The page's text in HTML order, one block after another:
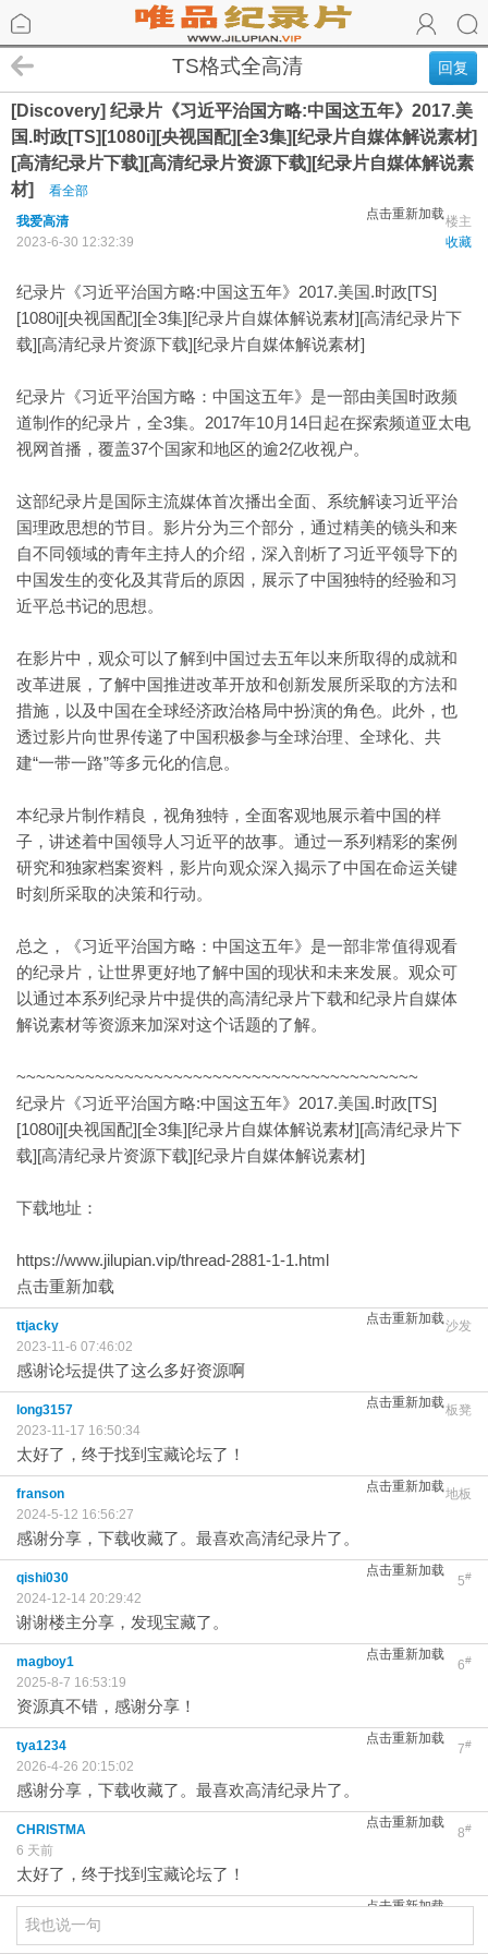
回复
TS格式全高清
[Discovery] 纪录片《习近平治国方略:中国这五年》2017.美
国.时政[TS][1080i][央视国配][全3集][纪录片自媒体解说素材]
[高清纪录片下载][高清纪录片资源下载][纪录片自媒体解说素
材]
看全部
点击重新加载楼主
我爱高清
收藏
2023-6-30 12:32:39
纪录片《习近平治国方略:中国这五年》2017.美国.时政[TS]
[1080i][央视国配][全3集][纪录片自媒体解说素材][高清纪录片下
载][高清纪录片资源下载][纪录片自媒体解说素材]
纪录片《习近平治国方略：中国这五年》是一部由美国时政频
道制作的纪录片，全3集。2017年10月14日起在探索频道亚太电
视网首播，覆盖37个国家和地区的逾2亿收视户。
这部纪录片是国际主流媒体首次播出全面、系统解读习近平治
国理政思想的节目。影片分为三个部分，通过精美的镜头和来
自不同领域的青年主持人的介绍，深入剖析了习近平领导下的
中国发生的变化及其背后的原因，展示了中国独特的经验和习
近平总书记的思想。
在影片中，观众可以了解到中国过去五年以来所取得的成就和
改革进展，了解中国推进改革开放和创新发展所采取的方法和
措施，以及中国在全球经济政治格局中扮演的角色。此外，也
透过影片向世界传递了中国积极参与全球治理、全球化、共
建“一带一路”等多元化的信息。
本纪录片制作精良，视角独特，全面客观地展示着中国的样
子，讲述着中国领导人习近平的故事。通过一系列精彩的案例
研究和独家档案资料，影片向观众深入揭示了中国在命运关键
时刻所采取的决策和行动。
总之，《习近平治国方略：中国这五年》是一部非常值得观看
的纪录片，让世界更好地了解中国的现状和未来发展。观众可
以通过本系列纪录片中提供的高清纪录片下载和纪录片自媒体
解说素材等资源来加深对这个话题的了解。
~~~~~~~~~~~~~~~~~~~~~~~~~~~~~~~~~~~~~~~~~
纪录片《习近平治国方略:中国这五年》2017.美国.时政[TS]
[1080i][央视国配][全3集][纪录片自媒体解说素材][高清纪录片下
载][高清纪录片资源下载][纪录片自媒体解说素材]
下载地址：
https://www.jilupian.vip/thread-2881-1-1.html
点击重新加载
点击重新加载沙发
ttjacky
2023-11-6 07:46:02
感谢论坛提供了这么多好资源啊
点击重新加载板凳
long3157
2023-11-17 16:50:34
太好了，终于找到宝藏论坛了！
点击重新加载地板
franson
2024-5-12 16:56:27
感谢分享，下载收藏了。最喜欢高清纪录片了。
点击重新加载
5#
qishi030
2024-12-14 20:29:42
谢谢楼主分享，发现宝藏了。
点击重新加载
6#
magboy1
2025-8-7 16:53:19
资源真不错，感谢分享！
点击重新加载
7#
tya1234
2026-4-26 20:15:02
感谢分享，下载收藏了。最喜欢高清纪录片了。
点击重新加载
8#
CHRISTMA
6 天前
太好了，终于找到宝藏论坛了！
点击重新加载